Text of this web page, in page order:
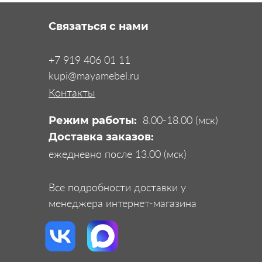
Связаться с нами
Режим работы:
Доставка заказов:
+7 919 406 01 11
kupi@mayamebel.ru
Все подробности доставки у
менеджера интернет-магазина
ежедневно после 13.00 (мск)
8.00-18.00 (мск)
Контакты